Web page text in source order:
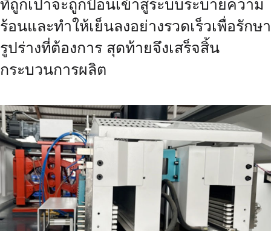
ที่ถูกเป่าจะถูกป้อนเข้าสู่ระบบระบายความ
ร้อนและทำให้เย็นลงอย่างรวดเร็วเพื่อรักษา
รูปร่างที่ต้องการ สุดท้ายจึงเสร็จสิ้น
กระบวนการผลิต